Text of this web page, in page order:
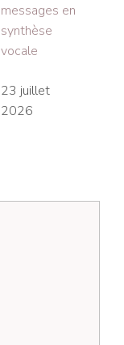
messages en
synthèse
vocale
23 juillet
2026